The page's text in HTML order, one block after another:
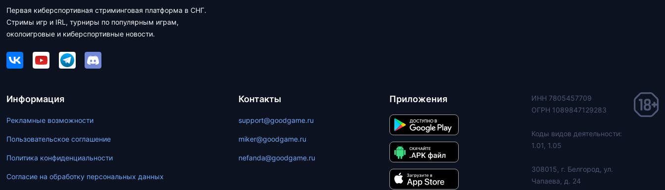
Первая киберспортивная стриминговая платформа в СНГ.
Стримы игр и IRL, турниры по популярным играм,
околоигровые и киберспортивные новости.
Информация
Рекламные возможности
Пользовательское соглашение
Политика конфиденциальности
Согласие на обработку персональных данных
Контакты
support@goodgame.ru
miker@goodgame.ru
nefanda@goodgame.ru
Приложения
ИНН 7805457709
ОГРН 1089847129283
Коды видов деятельности:
1.01, 1.05
308015, г. Белгород, ул.
Чапаева, д. 24